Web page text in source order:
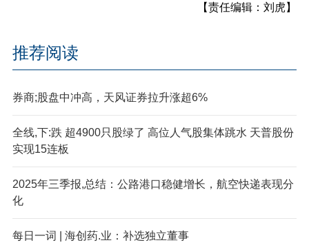
【责任编辑：刘虎】
推荐阅读
券商;股盘中冲高，天风证券拉升涨超6%
全线,下:跌 超4900只股绿了 高位人气股集体跳水 天普股份
实现15连板
2025年三季报,总结：公路港口稳健增长，航空快递表现分
化
每日一词 | 海创药.业：补选独立董事